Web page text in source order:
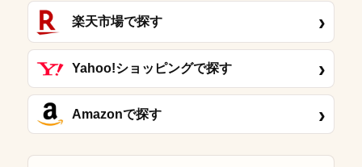
楽天市場で探す ›
Yahoo!ショッピングで探す ›
Amazonで探す ›